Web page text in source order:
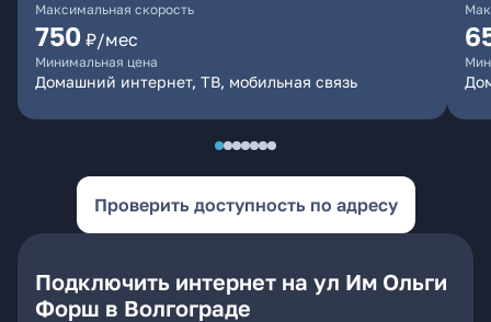
Максимальная скорость
750 ₽/мес
Минимальная цена
Домашний интернет, ТВ, мобильная связь
Проверить доступность по адресу
Подключить интернет на ул Им Ольги
Форш в Волгограде